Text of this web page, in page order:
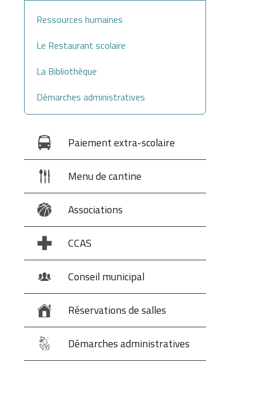
Ressources humaines
Le Restaurant scolaire
La Bibliothèque
Démarches administratives
Paiement extra-scolaire
Menu de cantine
Associations
CCAS
Conseil municipal
Réservations de salles
Démarches administratives